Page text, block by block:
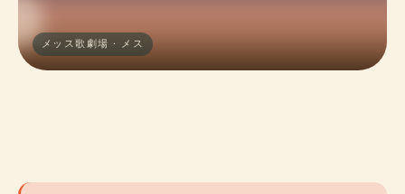
メッス歌劇場 · メス